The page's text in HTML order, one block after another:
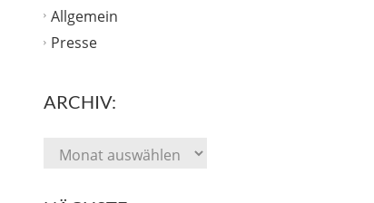
Allgemein
Presse
ARCHIV: